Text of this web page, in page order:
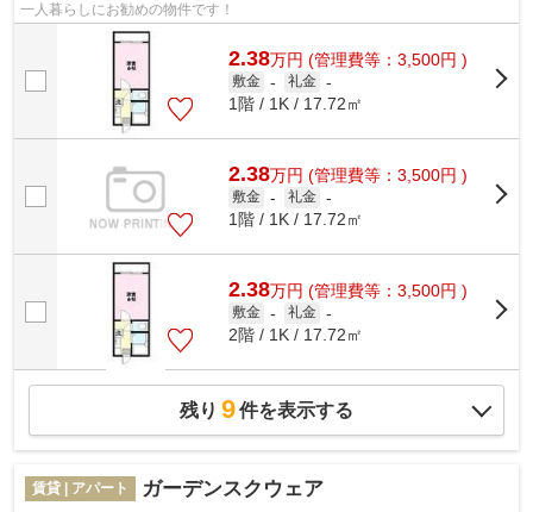
一人暮らしにお勧めの物件です！
2.38万円 (管理費等：3,500円 )
敷金 - 礼金 -
1階 / 1K / 17.72㎡
2.38万円 (管理費等：3,500円 )
敷金 - 礼金 -
1階 / 1K / 17.72㎡
2.38万円 (管理費等：3,500円 )
敷金 - 礼金 -
2階 / 1K / 17.72㎡
残り 9件を表示する
賃貸 | アパート ガーデンスクウェア